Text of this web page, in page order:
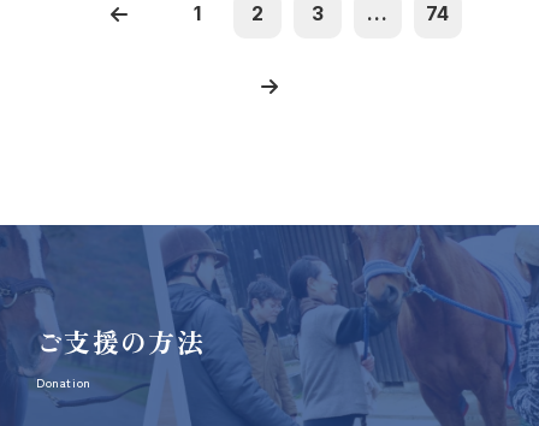
1 2 3 ... 74
ご支援の方法
Donation